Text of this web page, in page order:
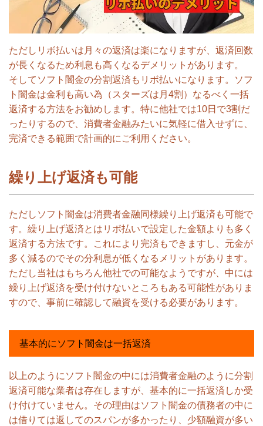
ただしリボ払いは月々の返済は楽になりますが、返済回数
が長くなるため利息も高くなるデメリットがあります。
そしてソフト闇金の分割返済もリボ払いになります。ソフ
ト闇金は金利も高い為（スターズは月4割）なるべく一括
返済する方法をお勧めします。特に他社では10日で3割だ
ったりするので、消費者金融みたいに気軽に借入せずに、
完済できる範囲で計画的にご利用ください。
繰り上げ返済も可能
ただしソフト闇金は消費者金融同様繰り上げ返済も可能で
す。繰り上げ返済とはリボ払いで設定した金額よりも多く
返済する方法です。これにより完済もできますし、元金が
多く減るのでその分利息が低くなるメリットがあります。
ただし当社はもちろん他社での可能なようですが、中には
繰り上げ返済を受け付けないところもある可能性がありま
すので、事前に確認して融資を受ける必要があります。
基本的にソフト闇金は一括返済
以上のようにソフト闇金の中には消費者金融のように分割
返済可能な業者は存在しますが、基本的に一括返済しか受
け付けていません。その理由はソフト闇金の債務者の中に
は借りては返してのスパンが多かったり、少額融資が多い